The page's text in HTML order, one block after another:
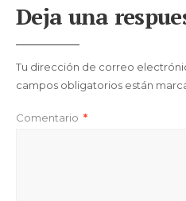
Deja una
Tu dirección de correo
campos obligatorios están
Comentario *